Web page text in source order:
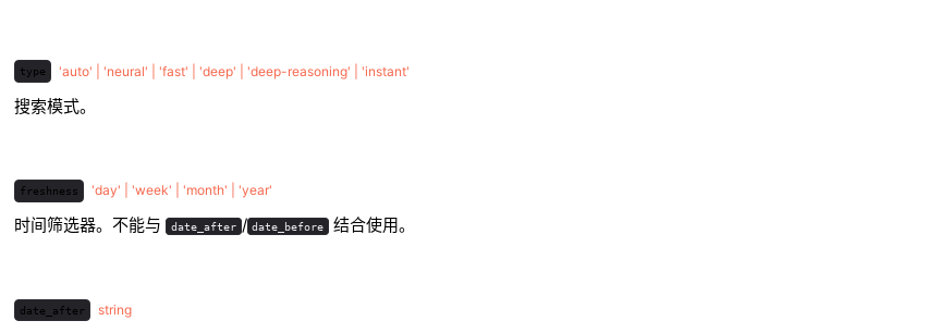
type 'auto' | 'neural' | 'fast' | 'deep' | 'deep-reasoning' | 'instant'
搜索模式。
freshness 'day' | 'week' | 'month' | 'year'
时间筛选器。不能与 date_after / date_before 结合使用。
date_after string